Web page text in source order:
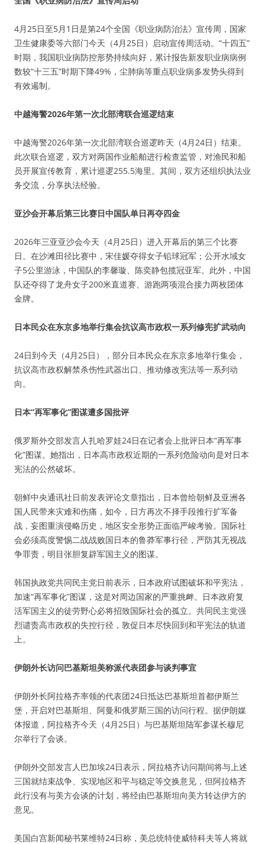
4月25日至5月1日是第24个全国《职业病防治法》宣传周，国家
卫生健康委等六部门今天（4月25日）启动宣传周活动。“十四五”
时期，我国职业病防控形势持续向好，累计报告新发职业病病例
数较“十三五”时期下降49%，尘肺病等重点职业病多发势头得到
有效遏制。
中越海警2026年第一次北部湾联合巡逻结束
中越海警2026年第一次北部湾联合巡逻昨天（4月24日）结束。
此次联合巡逻，双方对两国作业船舶进行检查监管，对渔民和船
员开展宣传教育，累计巡逻255.5海里。其间，双方还组织执法业
务交流，分享执法经验。
亚沙会开幕后第三比赛日中国队单日再夺四金
2026年三亚亚沙会今天（4月25日）进入开幕后的第三个比赛
日。在沙滩田径比赛中，宋佳媛夺得女子铅球冠军；公开水域女
子5公里游泳，中国队的李馨璇、陈奕静包揽冠亚军。此外，中国
队还夺得了龙舟女子200米直道赛、游跑两项混合接力两枚团体
金牌。
日本民众在东京多地举行集会抗议高市政权一系列修宪扩武动向
24日到今天（4月25日），部分日本民众在东京多地举行集会，
抗议高市政权解禁杀伤性武器出口、推动修改宪法等一系列动
向。
日本“再军事化”图谋遭多国批评
俄罗斯外交部发言人扎哈罗娃24日在记者会上批评日本“再军事
化”图谋。她指出，日本高市政权近期的一系列危险动向是对日本
宪法的公然破坏。
朝鲜中央通讯社日前发表评论文章指出，日本曾给朝鲜及亚洲各
国人民带来灾难和伤痛，如今，日方再次不择手段推行扩军备
战，妄图重演侵略历史，地区安全形势正面临严峻考验。国际社
会必须高度警惕二战战败国日本的鲁莽军事行径，严防其无视战
争罪责，明目张胆复辟军国主义的图谋。
韩国执政党共同民主党日前表示，日本政府试图破坏和平宪法，
加速“再军事化”图谋，这是对周边国家的严重挑衅。日本政府复
活军国主义的徒劳野心必将招致国际社会的孤立。共同民主党强
烈谴责高市政权的失控行径，敦促日本尽快回到和平宪法的轨道
上。
伊朗外长访问巴基斯坦美称派代表团参与谈判事宜
伊朗外长阿拉格齐率领的代表团24日抵达巴基斯坦首都伊斯兰
堡，开启对巴基斯坦、阿曼和俄罗斯三国的访问行程。据伊朗媒
体报道，阿拉格齐今天（4月25日）与巴基斯坦陆军参谋长穆尼
尔举行了会谈。
伊朗外交部发言人巴加埃24日表示，阿拉格齐访问期间将与上述
三国就结束战争、实现地区和平与稳定等交换意见，但阿拉格齐
此行没有与美方会谈的计划，将经由巴基斯坦向美方转达伊方的
意见。
美国白宫新闻秘书莱维特24日称，美总统特使威特科夫等人将就